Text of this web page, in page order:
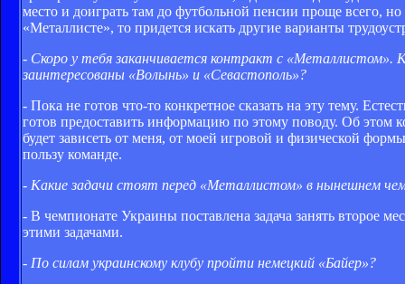
место и доиграть там до футбольной пенсии проще всего,
«Металлисте», то придется искать другие варианты
- Скоро у тебя заканчивается контракт с «Металлистом».
заинтересованы «Волынь» и «Севастополь»?
- Пока не готов что-то конкретное сказать на эту тему.
готов предоставить информацию по этому поводу. Об этом
будет зависеть от меня, от моей игровой и физической
пользу команде.
- Какие задачи стоят перед «Металлистом» в нынешнем
- В чемпионате Украины поставлена задача занять второе
этими задачами.
- По силам украинскому клубу пройти немецкий «Байер»?